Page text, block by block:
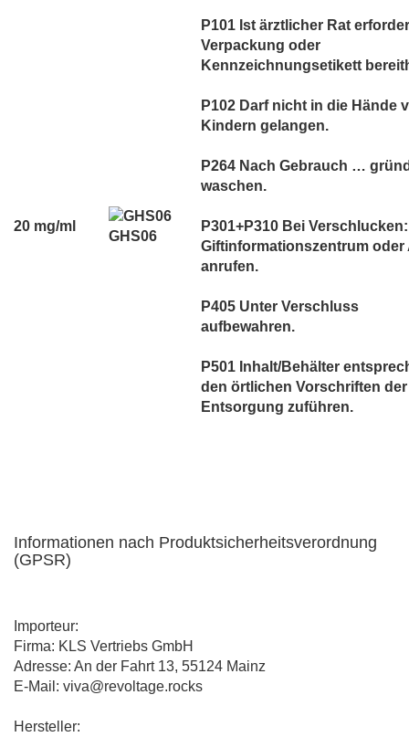
20 mg/ml
GHS06
P101 Ist ärztlicher Rat
Verpackung oder
Kennzeichnungsetikett
P102 Darf nicht in die Hände
Kindern gelangen.
P264 Nach Gebrauch …
waschen.
P301+P310 Bei
Giftinformationszentrum oder
anrufen.
P405 Unter Verschluss
aufbewahren.
P501 Inhalt/Behälter
den örtlichen Vorschriften der
Entsorgung zuführen.
Informationen nach Produktsicherheitsverordnung
(GPSR)
Importeur:
Firma: KLS Vertriebs GmbH
Adresse: An der Fahrt 13, 55124 Mainz
E-Mail: viva@revoltage.rocks
Hersteller: